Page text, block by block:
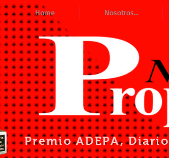
Home Nosotros...
Premio ADEPA,